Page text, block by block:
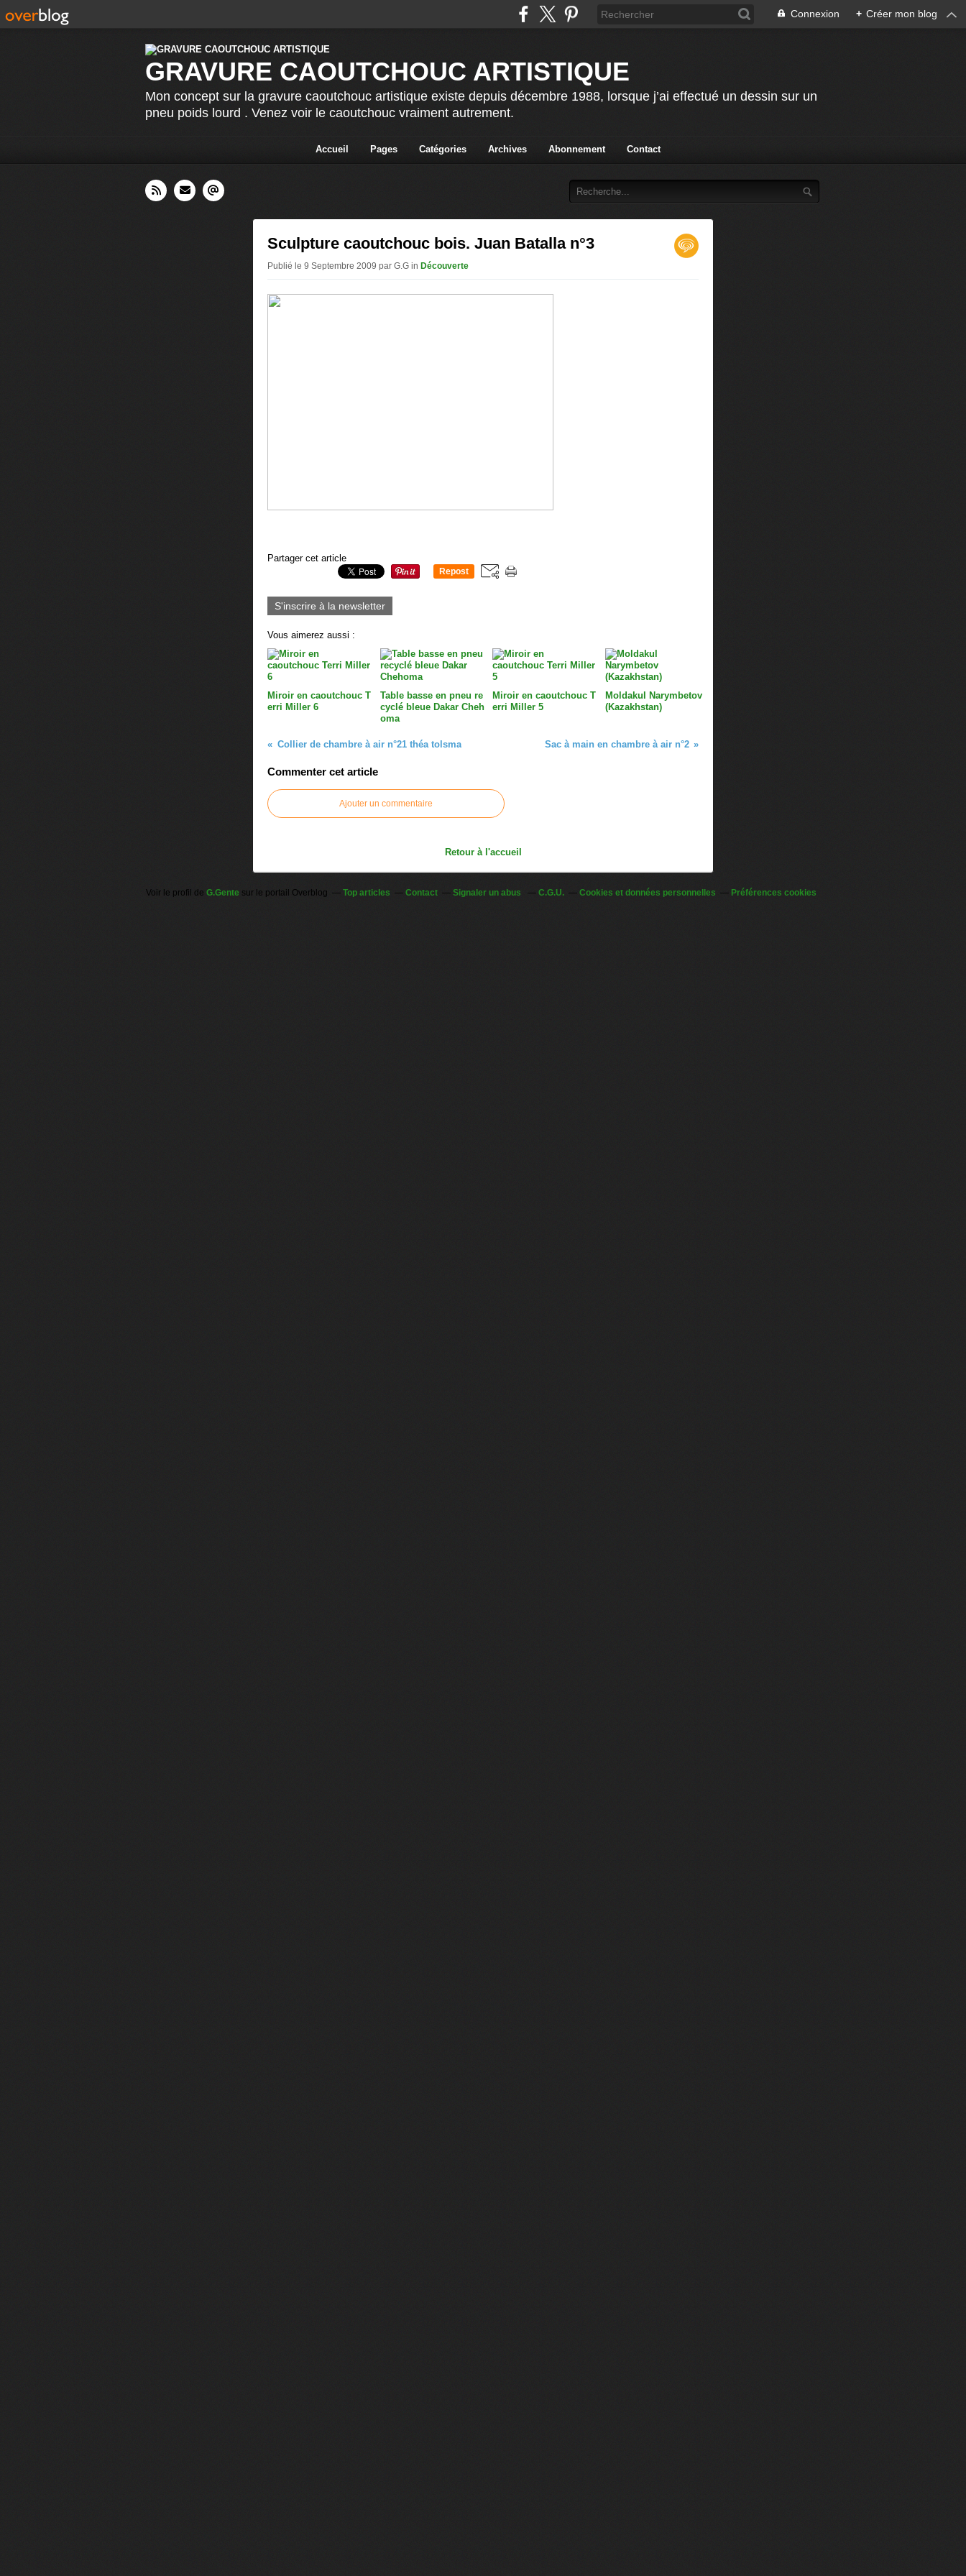
Connexion + Créer mon blog
GRAVURE CAOUTCHOUC ARTISTIQUE
Mon concept sur la gravure caoutchouc artistique existe depuis décembre 1988, lorsque j’ai effectué un dessin sur un
pneu poids lourd . Venez voir le caoutchouc vraiment autrement.
Accueil Pages Catégories Archives Abonnement Contact
Sculpture caoutchouc bois. Juan Batalla n°3
Publié le 9 Septembre 2009 par G.G in Découverte
Partager cet article
Repost
S'inscrire à la newsletter
Vous aimerez aussi :
Miroir en caoutchouc T
erri Miller 6
Table basse en pneu re
cyclé bleue Dakar Cheh
oma
Miroir en caoutchouc T
erri Miller 5
Moldakul Narymbetov
(Kazakhstan)
Collier de chambre à air n°21 théa tolsma Sac à main en chambre à air n°2
Commenter cet article
Ajouter un commentaire
Retour à l'accueil
Voir le profil de G.Gente sur le portail Overblog Top articles Contact Signaler un abus C.G.U. Cookies et données personnelles Préférences cookies